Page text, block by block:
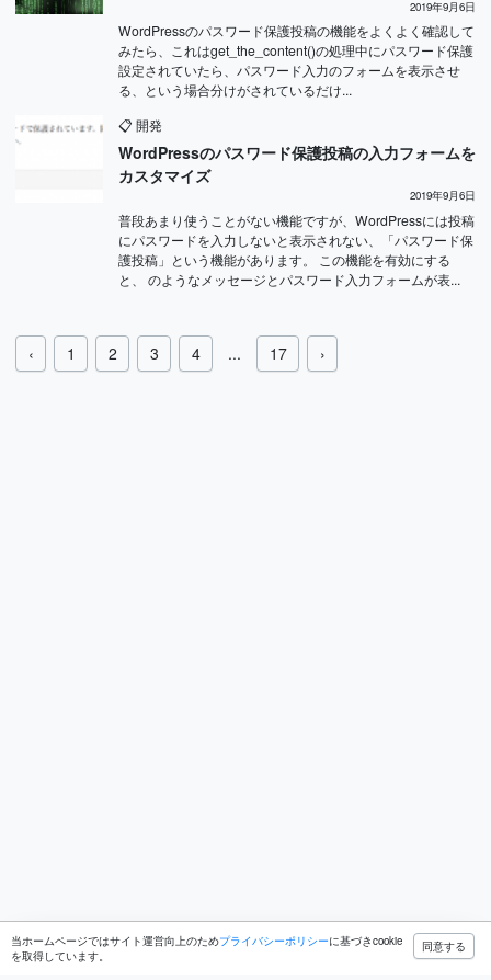
2019年9月6日
WordPressのパスワード保護投稿の機能をよくよく確認して
みたら、これはget_the_content()の処理中にパスワード保護
設定されていたら、パスワード入力のフォームを表示させ
る、という場合分けがされているだけ...
📋 開発
WordPressのパスワード保護投稿の入力フォームを
カスタマイズ
2019年9月6日
普段あまり使うことがない機能ですが、WordPressには投稿
にパスワードを入力しないと表示されない、「パスワード保
護投稿」という機能があります。 この機能を有効にする
と、 のようなメッセージとパスワード入力フォームが表...
‹ 1 2 3 4 ... 17 ›
当ホームページではサイト運営向上のためプライバシーポリシーに基づきcookie
を取得しています。
同意する